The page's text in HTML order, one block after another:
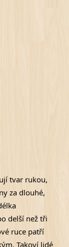
tvar rukou,
za dlouhé,
delší než tři
ruce patří
Takoví lidé